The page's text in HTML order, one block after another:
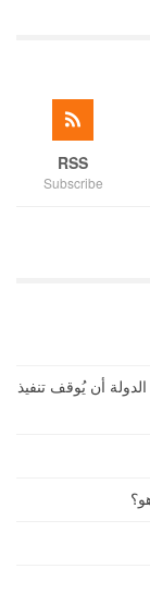
RSS
Subscribe
أن يُوقف تنفيذ